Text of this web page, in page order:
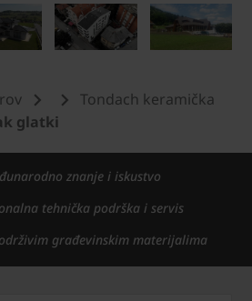
Tondach keramička
glatki
znanje i iskustvo
tehnička podrška i servis
održivim građevinskim materijalima